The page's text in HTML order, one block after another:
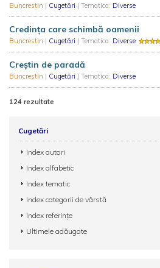
Buncrestin | Cugetări | Tematica: Diverse
Credinţa care schimbă oamenii
Buncrestin | Cugetări | Tematica: Diverse
Creştin de paradă
Buncrestin | Cugetări | Tematica: Diverse
124 rezultate
Cugetări
Index autori
Index alfabetic
Index tematic
Index categorii de vârstă
Index referințe
Ultimele adăugate